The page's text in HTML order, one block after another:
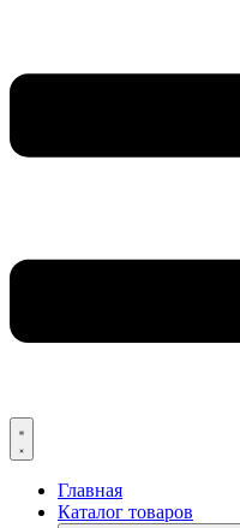
Главная
Каталог товаров